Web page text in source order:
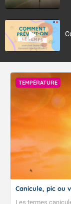
TEMPÉRATURE
Canicule, pic ou
Les termes